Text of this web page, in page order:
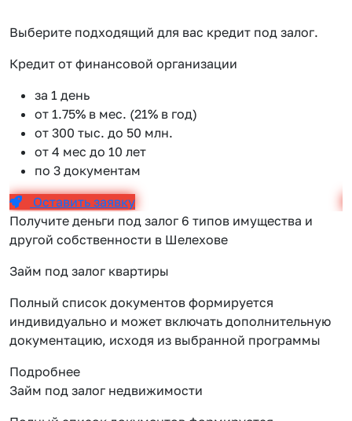
Выберите подходящий для вас кредит под залог.
Кредит от финансовой организации
за 1 день
от 1.75% в мес. (21% в год)
от 300 тыс. до 50 млн.
от 4 мес до 10 лет
по 3 документам
Оставить заявку
Получите деньги под залог 6 типов имущества и
другой собственности в Шелехове
Займ под залог квартиры
Полный список документов формируется
индивидуально и может включать дополнительную
документацию, исходя из выбранной программы
Подробнее
Займ под залог недвижимости